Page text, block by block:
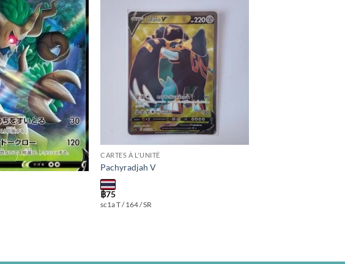
Add to
wishlist
CARTES À L'UNITÉ
Pachyradjah V
฿75
sc1a T / 164 / SR